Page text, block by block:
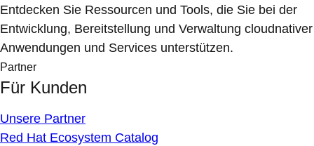
Entdecken Sie Ressourcen und Tools, die Sie bei der
Entwicklung, Bereitstellung und Verwaltung cloudnativer
Anwendungen und Services unterstützen.
Partner
Für Kunden
Unsere Partner
Red Hat Ecosystem Catalog